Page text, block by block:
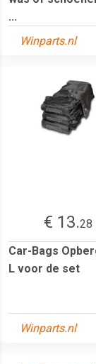
...
Winparts.nl
€ 13.28
Car-Bags
L voor de set
Winparts.nl